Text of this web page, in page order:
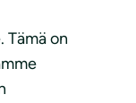
Tämä on